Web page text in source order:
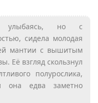
улыбаясь, но с
сидела молодая
мантии с вышитым
Её взгляд скользнул
полурослика,
она едва заметно